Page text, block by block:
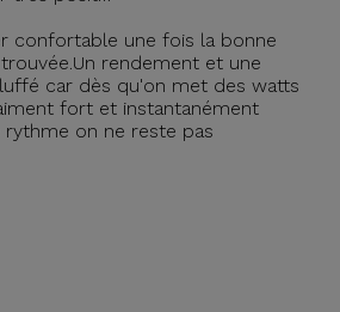
confortable une fois la bonne
rendement et une
car dès qu'on met des watts
fort et instantanément
rythme on ne reste pas